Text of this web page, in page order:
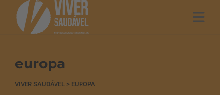
europa
VIVER SAUDÁVEL > EUROPA